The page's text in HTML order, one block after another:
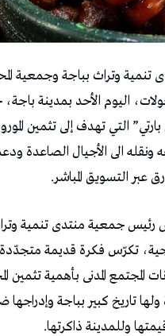
وتراث بباجة وجمعية
اليوم الأحد بمدينة باجة،
التي تهدف إلى تثمين
ونقله الى الأجيال الصاعدة
عبر التسويق المباشر.
جمعية منتدى تنمية
تكرّس فكرة قديمة
المدنى بأهمية تثمين
ولها تاريخ كبير بباجة
وللمدينة ذاكرتها.